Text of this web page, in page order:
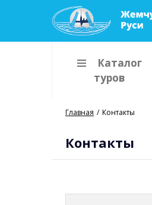
Каталог
туров
Главная Контакты
Контакты